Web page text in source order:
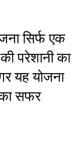
सिर्फ एक
की परेशानी का
यह योजना
का सफर